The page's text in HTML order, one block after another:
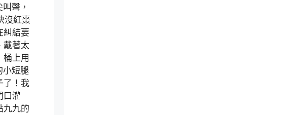
聲，
沒紅棗
糾結要
戴著太
桶上用
小短腿
了！我
口灌
九九的